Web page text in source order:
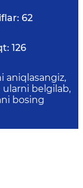
62
126
aniqlasangiz,
belgilab,
bosing